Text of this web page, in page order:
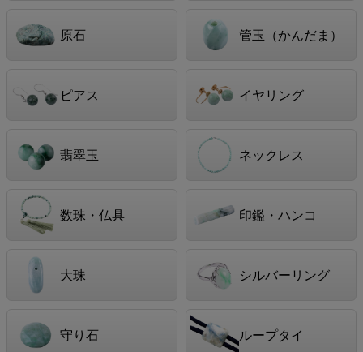
原石 管玉（かんだま）
ピアス イヤリング
翡翠玉 ネックレス
数珠・仏具 印鑑・ハンコ
大珠 シルバーリング
守り石 ループタイ